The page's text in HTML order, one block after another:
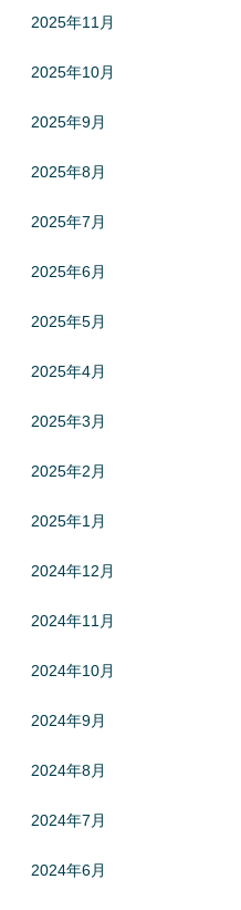
2025年11月
2025年10月
2025年9月
2025年8月
2025年7月
2025年6月
2025年5月
2025年4月
2025年3月
2025年2月
2025年1月
2024年12月
2024年11月
2024年10月
2024年9月
2024年8月
2024年7月
2024年6月